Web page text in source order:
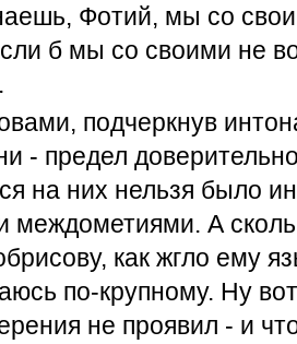
Фотий, мы со
б мы со своими не
подчеркнув
- предел
на них нельзя было
междометиями. А
как жгло ему
по-крупному. Ну
не проявил - и